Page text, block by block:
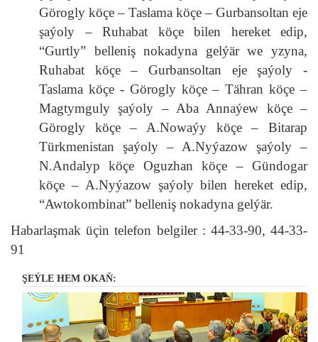
Görogly köçe – Taslama köçe – Gurbansoltan eje
şaýoly – Ruhabat köçe bilen hereket edip,
“Gurtly” belleniş nokadyna gelýär we yzyna,
Ruhabat köçe – Gurbansoltan eje şaýoly -
Taslama köçe - Görogly köçe – Tähran köçe –
Magtymguly şaýoly – Aba Annaýew köçe –
Görogly köçe – A.Nowaýy köçe – Bitarap
Türkmenistan şaýoly – A.Nyýazow şaýoly –
N.Andalyp köçe Oguzhan köçe – Gündogar
köçe – A.Nyýazow şaýoly bilen hereket edip,
“Awtokombinat” belleniş nokadyna gelýär.
Habarlaşmak üçin telefon belgiler : 44-33-90, 44-33-
91
ŞEÝLE HEM OKAŇ: